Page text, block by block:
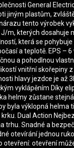
General
jiným plastům,
tento výrobek
m, kterých dosahuje
která se pohybuje
a teplotě. EPS –
a pohodlnou
vnitřní skořepiny
hlavy jezdce je až
vyklápěním Díky
helmy zůstane
byla výklopná helma
Dual Action
trhu. Snadné a
otevírání jednou
otevření: otevření